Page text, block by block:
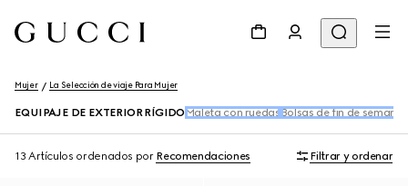
Mujer La Selección de viaje Para Mujer
EQUIPAJE DE EXTERIOR RÍGIDO Maleta con ruedas Bolsas de fin de semana
13 Artículos ordenados por Recomendaciones Filtrar y ordenar